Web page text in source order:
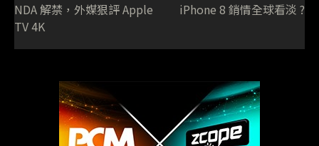
NDA 解禁，外媒狠評 Apple
TV 4K
iPhone 8 銷情全球看淡 ?